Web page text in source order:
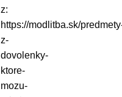
z:
https://modlitba.sk/
z-
dovolenky-
ktore-
mozu-